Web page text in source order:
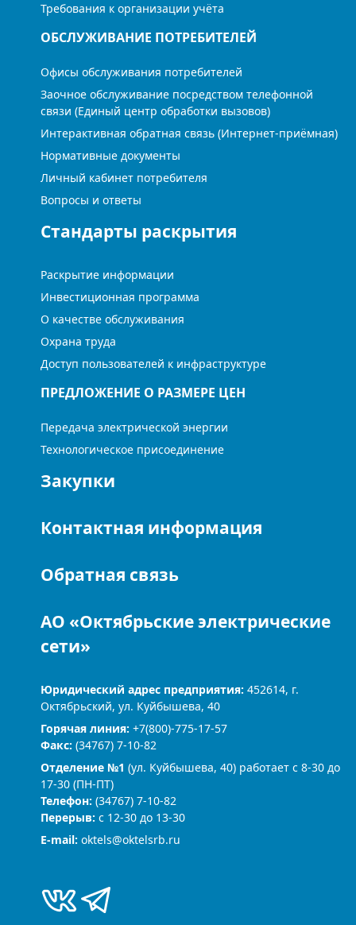
Требования к организации учёта
ОБСЛУЖИВАНИЕ ПОТРЕБИТЕЛЕЙ
Офисы обслуживания потребителей
Заочное обслуживание посредством телефонной
связи (Единый центр обработки вызовов)
Интерактивная обратная связь (Интернет-приёмная)
Нормативные документы
Личный кабинет потребителя
Вопросы и ответы
Стандарты раскрытия
Раскрытие информации
Инвестиционная программа
О качестве обслуживания
Охрана труда
Доступ пользователей к инфраструктуре
ПРЕДЛОЖЕНИЕ О РАЗМЕРЕ ЦЕН
Передача электрической энергии
Технологическое присоединение
Закупки
Контактная информация
Обратная связь
АО «Октябрьские электрические
сети»
Юридический адрес предприятия: 452614, г.
Октябрьский, ул. Куйбышева, 40
Горячая линия: +7(800)-775-17-57
Факс: (34767) 7-10-82
Отделение №1 (ул. Куйбышева, 40) работает с 8-30 до
17-30 (ПН-ПТ)
Телефон: (34767) 7-10-82
Перерыв: с 12-30 до 13-30
Е-mail: oktels@oktelsrb.ru